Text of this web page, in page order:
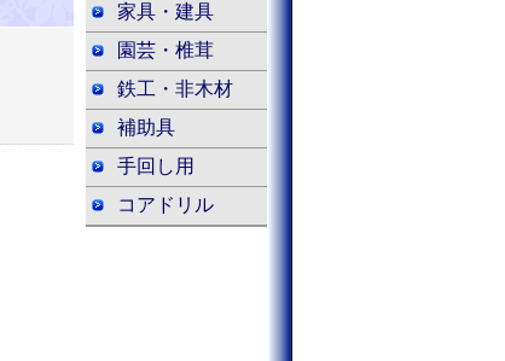
家具・建具
園芸・椎茸
鉄工・非木材
補助具
手回し用
コアドリル